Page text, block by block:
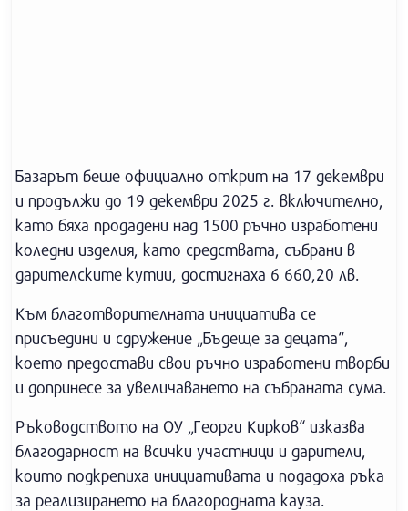
Базарът беше официално открит на 17 декември
и продължи до 19 декември 2025 г. включително,
като бяха продадени над 1500 ръчно изработени
коледни изделия, като средствата, събрани в
дарителските кутии, достигнаха 6 660,20 лв.
Към благотворителната инициатива се
присъедини и сдружение „Бъдеще за децата“,
което предостави свои ръчно изработени творби
и допринесе за увеличаването на събраната сума.
Ръководството на ОУ „Георги Кирков“ изказва
благодарност на всички участници и дарители,
които подкрепиха инициативата и подадоха ръка
за реализирането на благородната кауза.